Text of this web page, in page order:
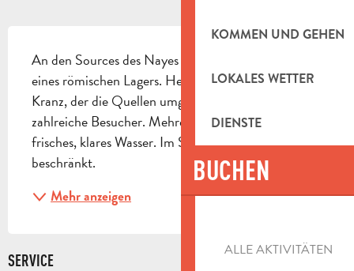
KOMMEN UND GEHEN
LOKALES WETTER
DIENSTE
BUCHEN
ALLE AKTIVITÄTEN
An den Sources des Nayes befanden sich die Spuren
eines römischen Lagers. Heute empfängt der grüne
Kranz, der die Quellen umgibt, jeden Sonntag
zahlreiche Besucher. Mehrere Quellen bieten
frisches, klares Wasser. Im Sommer ist der Zugang
beschränkt.
Mehr anzeigen
SERVICE